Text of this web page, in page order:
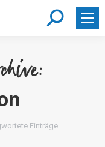
Search:
Einträge